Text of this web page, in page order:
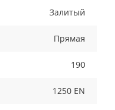
Залитый
Прямая
190
1250 EN